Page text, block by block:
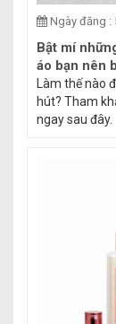
Ngày đăng :
Bật mí
áo bạn nên
Làm thế nào
hút? Tham
ngay sau đây.